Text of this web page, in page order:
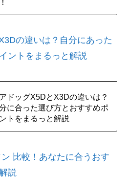
の違いは？自分にあった
ントをまるっと解説
ドッグX5DとX3Dの違いは？
に合った選び方とおすすめポ
トをまるっと解説
比較！あなたに合うおす
説